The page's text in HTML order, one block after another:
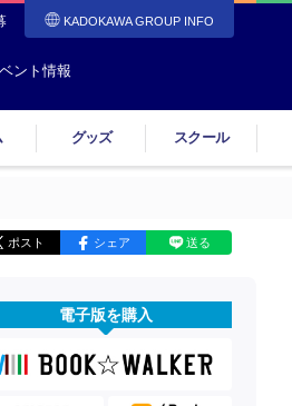
KADOKAWA GROUP INFO
ント情報
グッズ スクール
ポスト シェア 送る
電子版を購入